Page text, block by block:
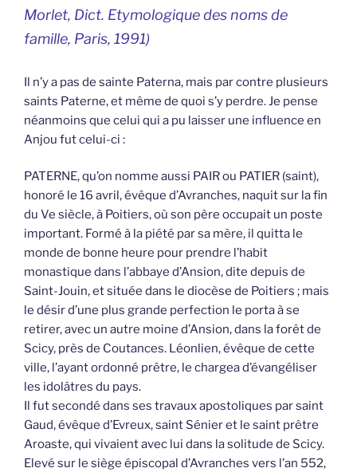
Morlet, Dict. Etymologique des noms de
famille, Paris, 1991)
Il n’y a pas de sainte Paterna, mais par contre plusieurs
saints Paterne, et même de quoi s’y perdre. Je pense
néanmoins que celui qui a pu laisser une influence en
Anjou fut celui-ci :
PATERNE, qu’on nomme aussi PAIR ou PATIER (saint),
honoré le 16 avril, évêque d’Avranches, naquit sur la fin
du Ve siècle, à Poitiers, où son père occupait un poste
important. Formé à la piété par sa mère, il quitta le
monde de bonne heure pour prendre l’habit
monastique dans l’abbaye d’Ansion, dite depuis de
Saint-Jouin, et située dans le diocèse de Poitiers ; mais
le désir d’une plus grande perfection le porta à se
retirer, avec un autre moine d’Ansion, dans la forêt de
Scicy, près de Coutances. Léonlien, évêque de cette
ville, l’ayant ordonné prêtre, le chargea d’évangéliser
les idolâtres du pays.
Il fut secondé dans ses travaux apostoliques par saint
Gaud, évêque d’Evreux, saint Sénier et le saint prêtre
Aroaste, qui vivaient avec lui dans la solitude de Scicy.
Elevé sur le siège épiscopal d’Avranches vers l’an 552,